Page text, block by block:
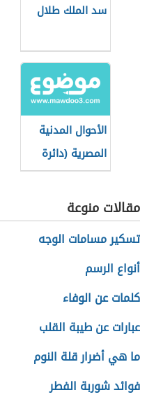
سد الملك طلال
الأحوال المدنية
المصرية (دائرة
حكومية)
مقالات منوعة
تسكير مسامات الوجه
أنواع الرسم
كلمات عن الوفاء
عبارات عن طيبة القلب
ما هي أضرار قلة النوم
فوائد شوربة الفطر